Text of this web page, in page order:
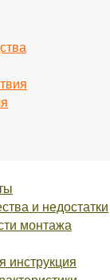
и недостатки
монтажа
инструкция